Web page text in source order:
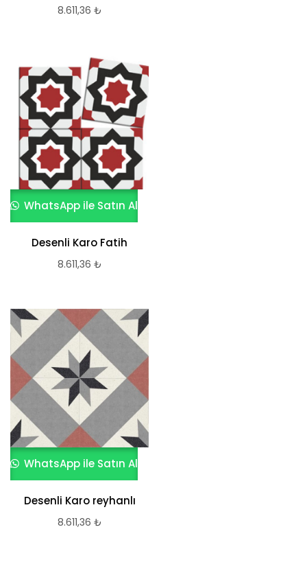
8.611,36 ₺
WhatsApp ile Satın Al
Desenli Karo Fatih
8.611,36 ₺
WhatsApp ile Satın Al
Desenli Karo reyhanlı
8.611,36 ₺